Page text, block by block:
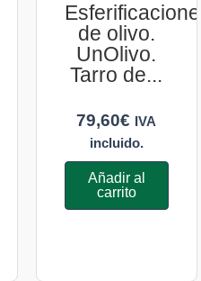
Esferificaciones
de olivo.
UnOlivo.
Tarro de...
79,60€ IVA
incluido.
Añadir al
carrito